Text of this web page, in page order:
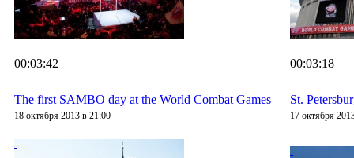
00:03:42
The first SAMBO day at the World Combat Games
18 октября 2013 в 21:00
00:03:18
St.
17 октября